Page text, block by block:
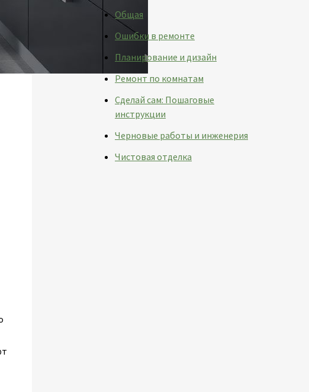
Общая
Ошибки в ремонте
Планирование и дизайн
Ремонт по комнатам
Сделай сам: Пошаговые
инструкции
Черновые работы и инженерия
Чистовая отделка